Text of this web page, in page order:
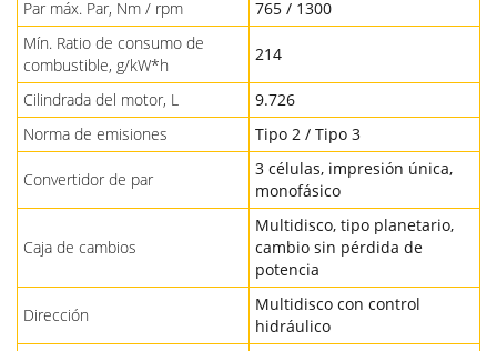
Par máx. Par, Nm / rpm
765 / 1300
Mín. Ratio de consumo de
combustible, g/kW*h
214
Cilindrada del motor, L
9.726
Norma de emisiones
Tipo 2 / Tipo 3
Convertidor de par
3 células, impresión única,
monofásico
Caja de cambios
Multidisco, tipo planetario,
cambio sin pérdida de
potencia
Dirección
Multidisco con control
hidráulico